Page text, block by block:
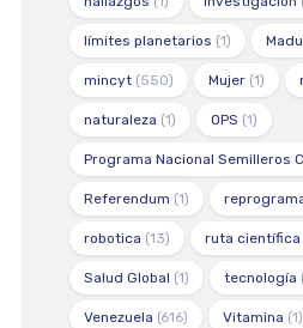
límites planetarios (1)
mincyt(550) Mujer(1)
naturaleza (1) OPS (1)
Programa Nacional Semilleros
Referendum (1)
robotica (13) ruta científica
Salud Global (1) tecnología
Venezuela (616) Vitamina (1)